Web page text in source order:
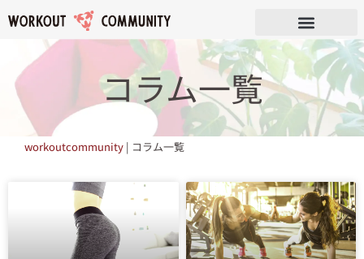
コラム一覧
workoutcommunity | コラム一覧